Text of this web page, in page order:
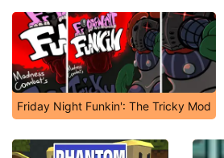
Friday Night Funkin': The Tricky Mod